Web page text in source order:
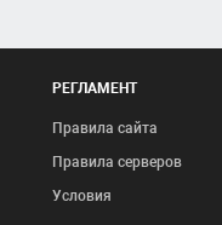
РЕГЛАМЕНТ
Правила сайта
Правила серверов
Условия